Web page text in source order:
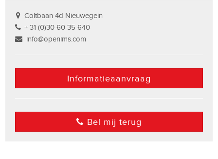
Coltbaan 4d Nieuwegein
+ 31 (0)30 60 35 640
info@openims.com
Informatieaanvraag
Bel mij terug